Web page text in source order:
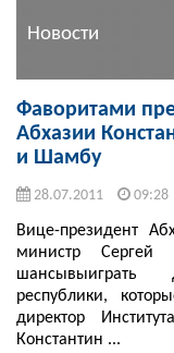
Новости
Фаворитами
Абхазии
и Шамбу
28.07.2011 09:28
Вице-президент
министр
шансывыиграть
республики,
директор
Константин ...